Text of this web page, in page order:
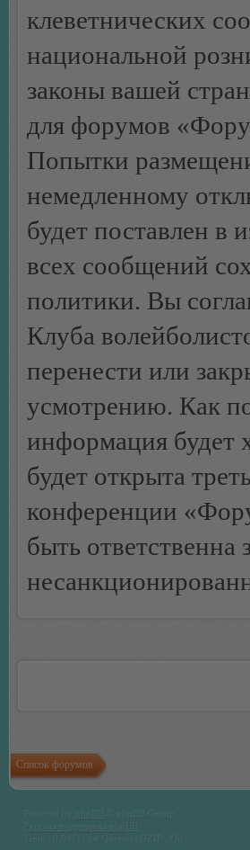
клеветнических
национальной
законы вашей
для форумов
Попытки
немедленному
будет поставлен в
всех сообщений
политики. Вы
Клуба
перенести или
усмотрению. Как
информация будет
будет открыта
конференции
быть ответственна
Список форумов
Time : 0.047s | 14 Queries | GZIP : On